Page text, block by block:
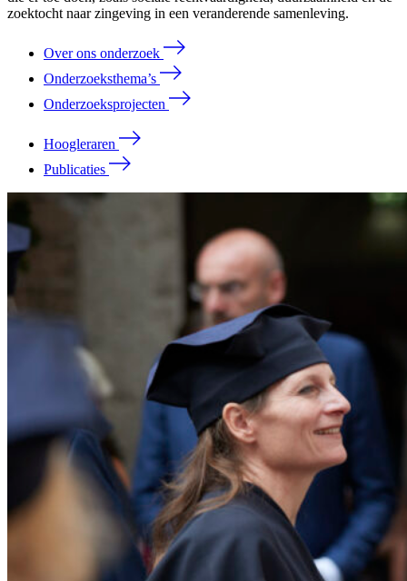
zoektocht naar zingeving in een veranderende samenleving.
Over ons onderzoek
Onderzoeksthema’s
Onderzoeksprojecten
Hoogleraren
Publicaties